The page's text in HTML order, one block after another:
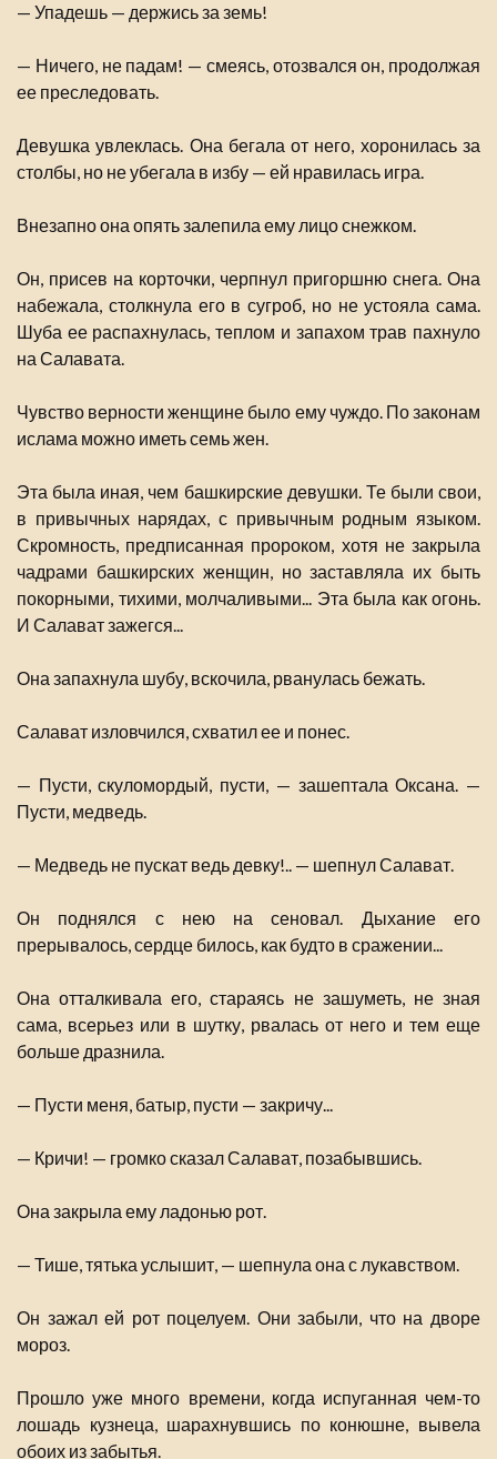
— Упадешь — держись за земь!
— Ничего, не падам! — смеясь, отозвался он, продолжая
ее преследовать.
Девушка увлеклась. Она бегала от него, хоронилась за
столбы, но не убегала в избу — ей нравилась игра.
Внезапно она опять залепила ему лицо снежком.
Он, присев на корточки, черпнул пригоршню снега. Она
набежала, столкнула его в сугроб, но не устояла сама.
Шуба ее распахнулась, теплом и запахом трав пахнуло
на Салавата.
Чувство верности женщине было ему чуждо. По законам
ислама можно иметь семь жен.
Эта была иная, чем башкирские девушки. Те были свои,
в привычных нарядах, с привычным родным языком.
Скромность, предписанная пророком, хотя не закрыла
чадрами башкирских женщин, но заставляла их быть
покорными, тихими, молчаливыми... Эта была как огонь.
И Салават зажегся...
Она запахнула шубу, вскочила, рванулась бежать.
Салават изловчился, схватил ее и понес.
— Пусти, скуломордый, пусти, — зашептала Оксана. —
Пусти, медведь.
— Медведь не пускат ведь девку!.. — шепнул Салават.
Он поднялся с нею на сеновал. Дыхание его
прерывалось, сердце билось, как будто в сражении...
Она отталкивала его, стараясь не зашуметь, не зная
сама, всерьез или в шутку, рвалась от него и тем еще
больше дразнила.
— Пусти меня, батыр, пусти — закричу...
— Кричи! — громко сказал Салават, позабывшись.
Она закрыла ему ладонью рот.
— Тише, тятька услышит, — шепнула она с лукавством.
Он зажал ей рот поцелуем. Они забыли, что на дворе
мороз.
Прошло уже много времени, когда испуганная чем-то
лошадь кузнеца, шарахнувшись по конюшне, вывела
обоих из забытья.